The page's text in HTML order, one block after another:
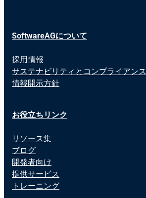
SoftwareAGについて
採用情報
サステナビリティとコンプライアンス
情報開示方針
お役立ちリンク
リソース集
ブログ
開発者向け
提供サービス
トレーニング